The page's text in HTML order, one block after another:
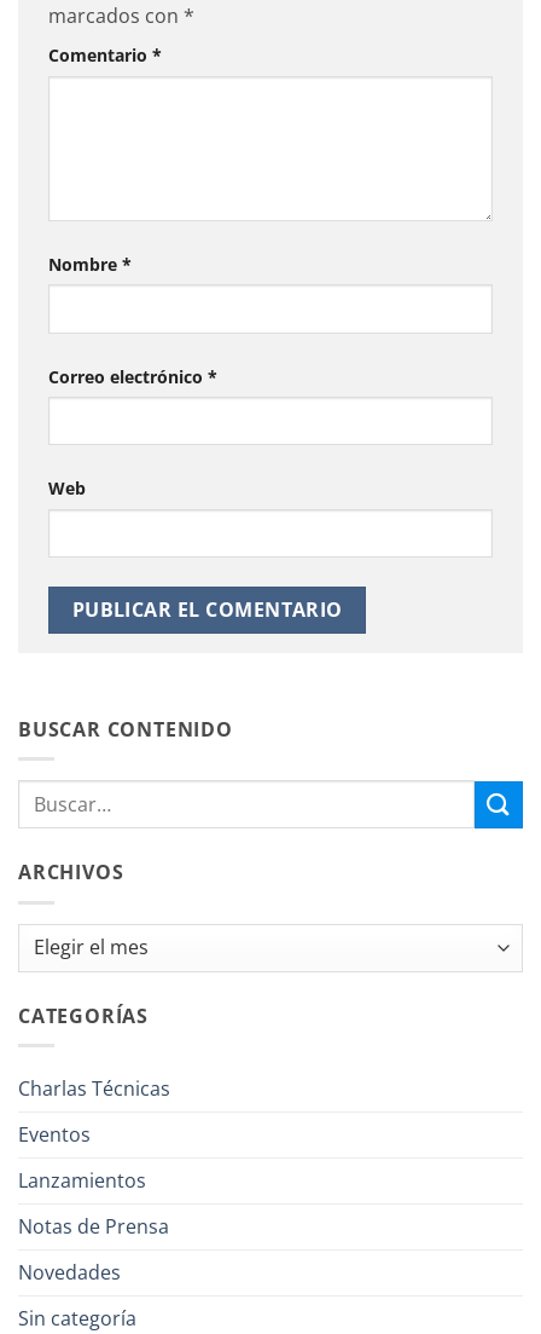
marcados con *
Comentario *
Nombre *
Correo electrónico *
Web
BUSCAR CONTENIDO
ARCHIVOS
Archivos
CATEGORÍAS
Charlas Técnicas
Eventos
Lanzamientos
Notas de Prensa
Novedades
Sin categoría